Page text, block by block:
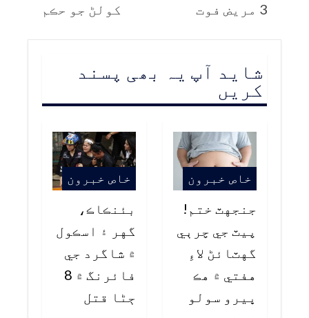
3 مريض فوت
کولڻ جو حڪم
شاید آپ یہ بھی پسند
کریں
خاص خبرون
جنجهٽ ختم!
پيٽ جي چرٻي
گهٽائڻ لاءِ
هفتي ۾ هڪ
ڀيرو سولو
خاص خبرون
بئنڪاڪ،
گهر ۽ اسڪول
۾ شاگرد جي
فائرنگ ۾ 8
ڄڻا قتل